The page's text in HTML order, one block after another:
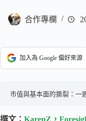
合作專欄
加入為 Google 偏好來源
市值與基本面的撕裂：一
撰文： KarenZ，